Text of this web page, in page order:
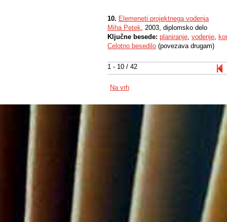
1 - 10 / 42
10. Elemeneti projektnega vodenja
Miha Petek, 2003, diplomsko delo
Ključne besede: planiranje, vodenje,
Celotno besedilo (povezava drugam)
Na vrh